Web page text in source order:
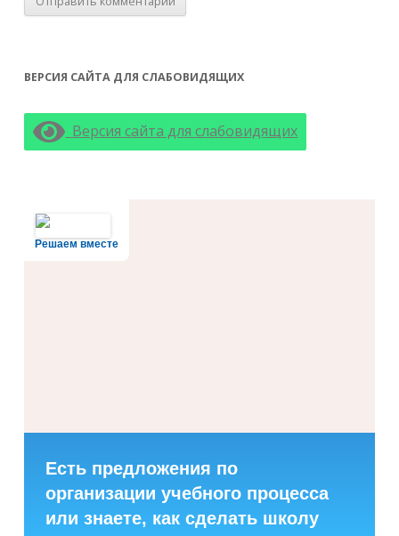
ВЕРСИЯ САЙТА ДЛЯ СЛАБОВИДЯЩИХ
Версия сайта для слабовидящих
Решаем вместе
Есть предложения по
организации учебного процесса
или знаете, как сделать школу